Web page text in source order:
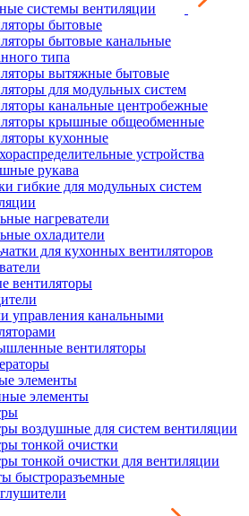
системы вентиляции
бытовые
бытовые канальные
типа
вытяжные бытовые
для модульных систем
канальные центробежные
крышные общеобменные
кухонные
устройства
рукава
гибкие для модульных систем
нагреватели
охладители
для кухонных вентиляторов
вентиляторы
управления канальными
вентиляторы
элементы
элементы
воздушные для систем вентиляции
тонкой очистки
тонкой очистки для вентиляции
быстроразъемные